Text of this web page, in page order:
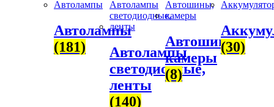
Автолампы
(181)
Автолампы
светодиодные,
ленты
(140)
Автошины,
камеры
(8)
(30)